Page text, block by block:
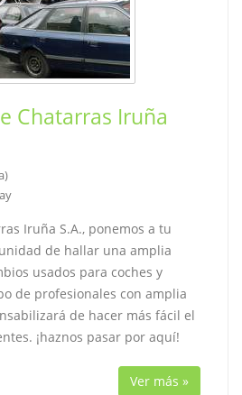
Chatarras Iruña
Iruña S.A., ponemos a tu
de hallar una amplia
usados para coches y
de profesionales con amplia
de hacer más fácil el
¡haznos pasar por aquí!
Ver más »